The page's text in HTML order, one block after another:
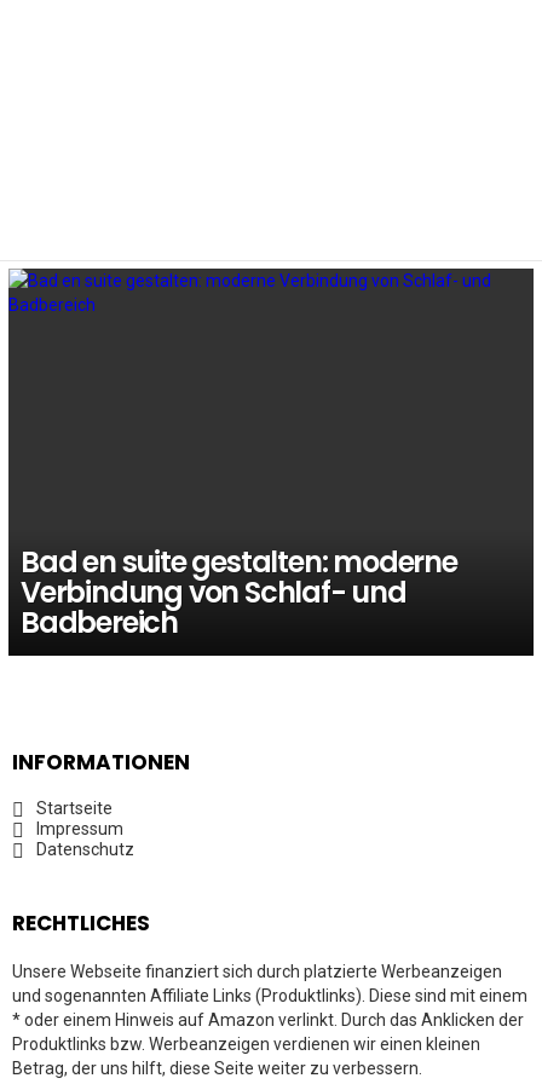
LATEST
Bad en suite gestalten: moderne
Verbindung von Schlaf- und
Badbereich
INFORMATIONEN
Startseite
Impressum
Datenschutz
RECHTLICHES
Unsere Webseite finanziert sich durch platzierte Werbeanzeigen
und sogenannten Affiliate Links (Produktlinks). Diese sind mit einem
* oder einem Hinweis auf Amazon verlinkt. Durch das Anklicken der
Produktlinks bzw. Werbeanzeigen verdienen wir einen kleinen
Betrag, der uns hilft, diese Seite weiter zu verbessern.